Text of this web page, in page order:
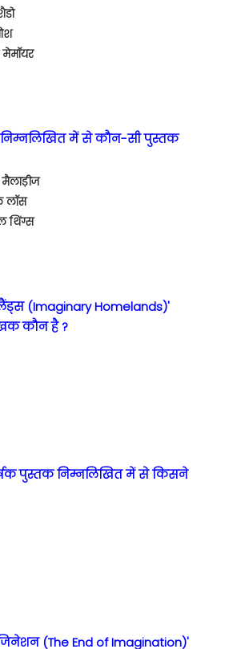
निम्नलिखित में से कौन-सी पुस्तक
लॉस
थिंग्स
(Imaginary Homelands)'
कौन है ?
पुस्तक निम्नलिखित में से किसने
(The End of Imagination)'